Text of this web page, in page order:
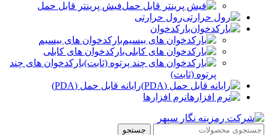
فیش پرینتر قابل حمل
رول حرارتی
بارکدخوان
بارکدخوان های بیسیم
بارکدخوان های کابلی
بارکدخوان های چند
پرتوه (ثابت)
رایانه قابل حمل (PDA)
نرم افزارها
جستجو